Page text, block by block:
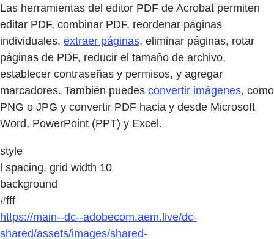
Las herramientas del editor PDF de Acrobat permiten
editar PDF, combinar PDF, reordenar páginas
individuales, extraer páginas, eliminar páginas, rotar
páginas de PDF, reducir el tamaño de archivo,
establecer contraseñas y permisos, y agregar
marcadores. También puedes convertir imágenes, como
PNG o JPG y convertir PDF hacia y desde Microsoft
Word, PowerPoint (PPT) y Excel.
style
l spacing, grid width 10
background
#fff
https://main--dc--adobecom.aem.live/dc-
shared/assets/images/shared-